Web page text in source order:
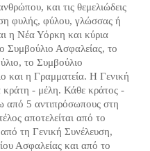
και τις θεμελιώδεις
φυλής, φύλου, γλώσσας ή
η Νέα Υόρκη και κύρια
Συμβούλιο Ασφαλείας, το
το Συμβούλιο
και η Γραμματεία. Η Γενική
κράτη - μέλη. Κάθε κράτος -
από 5 αντιπρόσωπους στη
αποτελείται από το
τη Γενική Συνέλευση,
Ασφαλείας και από το